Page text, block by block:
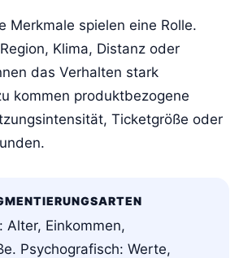
Merkmale spielen eine Rolle.
Klima, Distanz oder
das Verhalten stark
kommen produktbezogene
Ticketgröße oder
Alter, Einkommen,
Psychografisch: Werte,